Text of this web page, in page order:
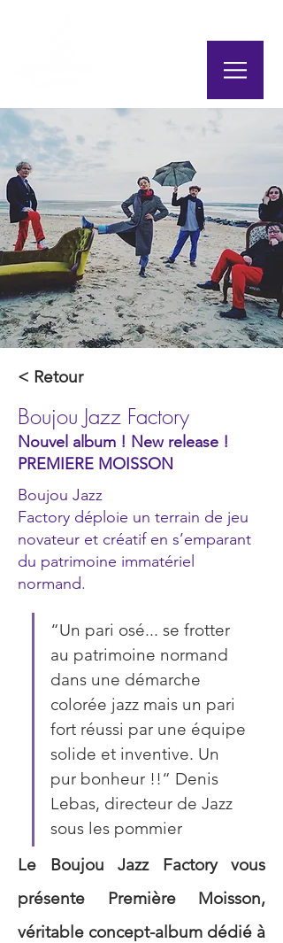
< Retour
Boujou Jazz Factory
Nouvel album ! New release !
PREMIERE MOISSON
Boujou Jazz
Factory déploie un terrain de jeu
novateur et créatif en s’emparant
du patrimoine immatériel
normand.
“Un pari osé... se frotter
au patrimoine normand
dans une démarche
colorée jazz mais un pari
fort réussi par une équipe
solide et inventive. Un
pur bonheur !!“ Denis
Lebas, directeur de Jazz
sous les pommier
Le Boujou Jazz Factory vous
présente Première Moisson,
véritable concept-album dédié à